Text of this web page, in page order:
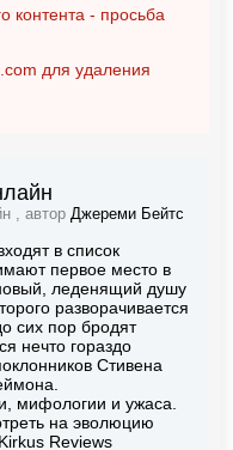
контента - просьба
для удаления
, автор Джереми Бейтс
в список
первое место в
леденящий душу
разворачивается
сих пор бродят
нечто гораздо
Стивена
мифологии и ужаса.
на эволюцию
Reviews